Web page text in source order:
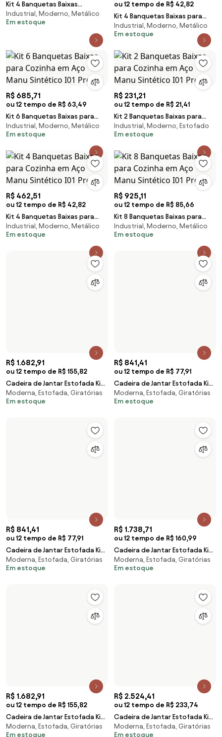
Kit 4 Banquetas Baixas
Empilháveis em Aço Maviê
Sintético Preto - Mpoz
Industrial, Moderno, Metálico
Em estoque
ou 12 tempo de R$ 42,82
Kit 4 Banquetas Baixas para
Cozinha em Aço Manu
Sintético I01 Preto/Br
Industrial, Moderno, Metálico
Em estoque
R$ 685,71
ou 12 tempo de R$ 63,49
Kit 6 Banquetas Baixas para
Cozinha em Aço Manu
Sintético I01 Preto -
Industrial, Moderno, Metálico
Em estoque
R$ 231,21
ou 12 tempo de R$ 21,41
Kit 2 Banquetas Baixas para
Cozinha em Aço Manu
Sintético I01 Preto -
Industrial, Moderno, Estofado
Em estoque
R$ 462,51
ou 12 tempo de R$ 42,82
Kit 4 Banquetas Baixas para
Cozinha em Aço Manu
Sintético I01 Preto -
Industrial, Moderno, Metálico
Em estoque
R$ 925,11
ou 12 tempo de R$ 85,66
Kit 8 Banquetas Baixas para
Cozinha em Aço Manu
Sintético I01 Preto -
Industrial, Moderno, Metálico
Em estoque
Cadeira de Jantar Estofada Kit
2 Milli A14 Sintético Caramelo -
Moderna, Estofada, Giratórias
Cadeira de Jantar Estofada Kit
4 Milli A14 Sintético Preto -
Moderna, Estofada, Giratórias
R$ 1.682,91
ou 12 tempo de R$ 155,82
Cadeira de Jantar Estofada Kit
4 Milli A14 Sintético Verde
Musgo - Mpo
Moderna, Estofada, Giratórias
Em estoque
R$ 2.524,41
ou 12 tempo de R$ 233,74
Cadeira de Jantar Estofada Kit
6 Milli A14 Sintético Verde
Musgo - Mpo
Moderna, Estofada, Giratórias
Em estoque